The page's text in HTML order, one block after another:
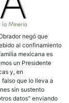
negó que
al confinamiento
mexicana es
un Presidente
y, en
que lo lleva a
sin sustento
datos” enviando